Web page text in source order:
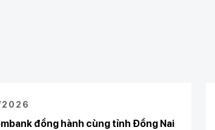
đồng hành cùng tỉnh Đồng Nai